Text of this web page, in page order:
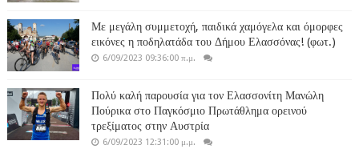
Με μεγάλη συμμετοχή, παιδικά χαμόγελα και όμορφες
εικόνες η ποδηλατάδα του Δήμου Ελασσόνας! (φωτ.)
6/09/2023 09:36:00 π.μ.
Πολύ καλή παρουσία για τον Ελασσονίτη Μανώλη
Πούρικα στο Παγκόσμιο Πρωτάθλημα ορεινού
τρεξίματος στην Αυστρία
6/09/2023 12:31:00 μ.μ.